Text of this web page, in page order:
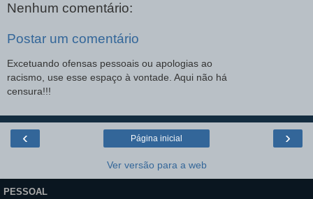
Nenhum comentário:
Postar um comentário
Excetuando ofensas pessoais ou apologias ao
racismo, use esse espaço à vontade. Aqui não há
censura!!!
‹ ›
Página inicial
Ver versão para a web
PESSOAL